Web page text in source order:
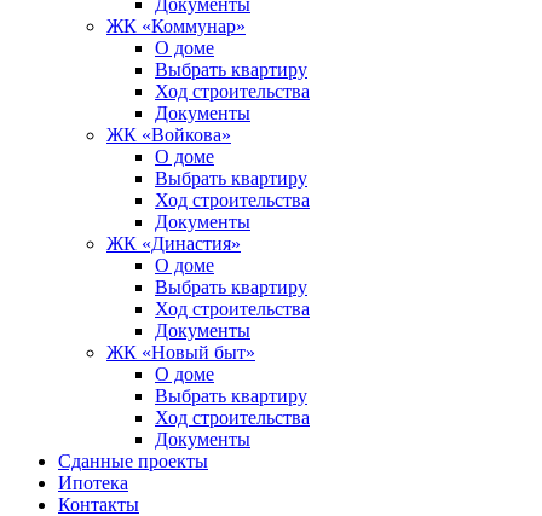
Документы
ЖК «Коммунар»
О доме
Выбрать квартиру
Ход строительства
Документы
ЖК «Войкова»
О доме
Выбрать квартиру
Ход строительства
Документы
ЖК «Династия»
О доме
Выбрать квартиру
Ход строительства
Документы
ЖК «Новый быт»
О доме
Выбрать квартиру
Ход строительства
Документы
Сданные проекты
Ипотека
Контакты